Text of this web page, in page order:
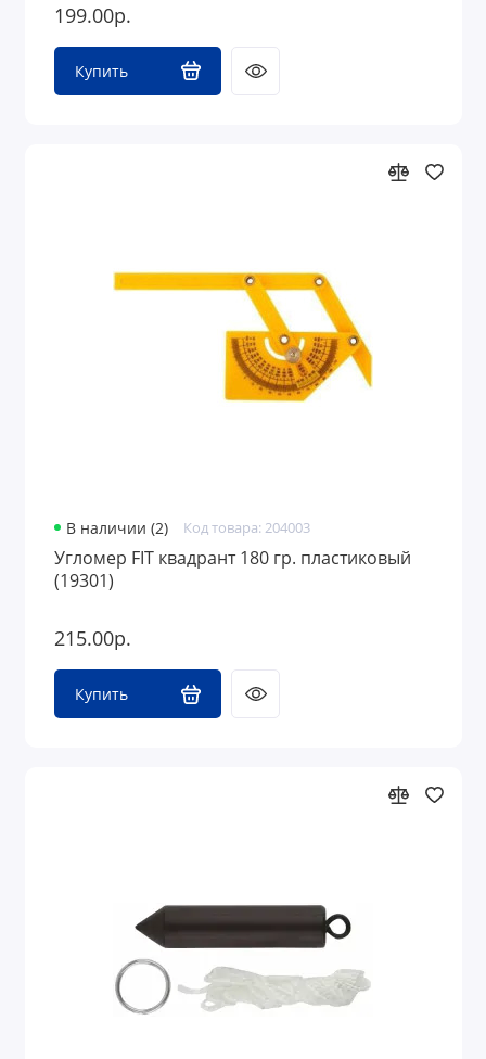
199.00р.
Купить
В наличии (2) Код товара: 204003
Угломер FIT квадрант 180 гр. пластиковый
(19301)
215.00р.
Купить